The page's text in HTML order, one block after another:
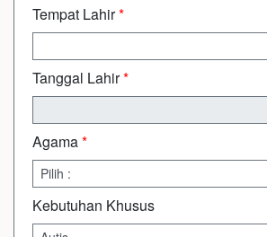
Tempat Lahir*
Tanggal Lahir*
Agama*
Kebutuhan Khusus